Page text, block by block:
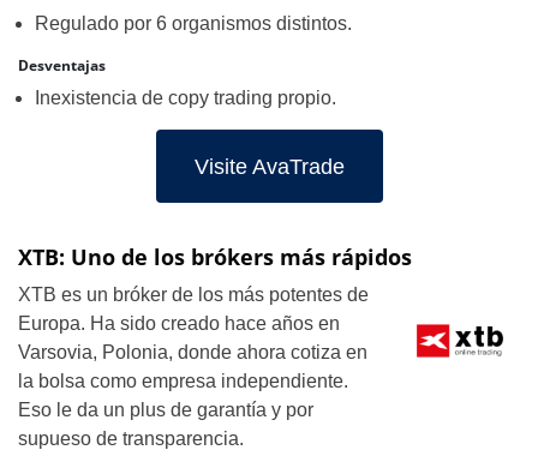
Regulado por 6 organismos distintos.
Desventajas
Inexistencia de copy trading propio.
Visite AvaTrade
XTB: Uno de los brókers más rápidos
XTB es un bróker de los más potentes de
Europa. Ha sido creado hace años en
Varsovia, Polonia, donde ahora cotiza en
la bolsa como empresa independiente.
Eso le da un plus de garantía y por
supueso de transparencia.